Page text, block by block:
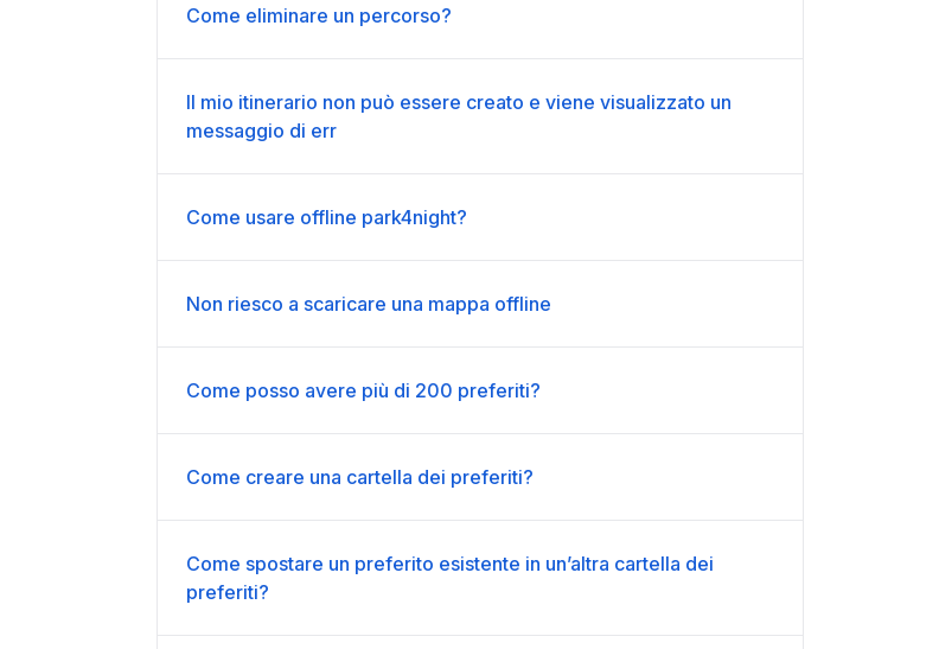
Come eliminare un percorso?
Il mio itinerario non può essere creato e viene visualizzato un
messaggio di err
Come usare offline park4night?
Non riesco a scaricare una mappa offline
Come posso avere più di 200 preferiti?
Come creare una cartella dei preferiti?
Come spostare un preferito esistente in un’altra cartella dei
preferiti?